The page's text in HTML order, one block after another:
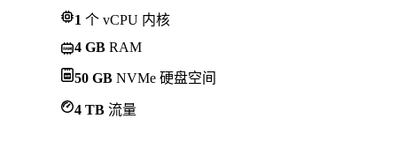
1 个 vCPU 内核
4 GB RAM
50 GB NVMe 硬盘空间
4 TB 流量